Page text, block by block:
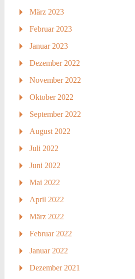
März 2023
Februar 2023
Januar 2023
Dezember 2022
November 2022
Oktober 2022
September 2022
August 2022
Juli 2022
Juni 2022
Mai 2022
April 2022
März 2022
Februar 2022
Januar 2022
Dezember 2021